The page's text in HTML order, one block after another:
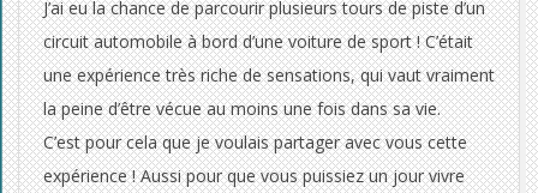
i
d
é
o
J’ai eu la chance de parcourir plusieurs tours de piste d’un
circuit automobile à bord d’une voiture de sport ! C’était
une expérience très riche de sensations, qui vaut vraiment
la peine d’être vécue au moins une fois dans sa vie.
C’est pour cela que je voulais partager avec vous cette
expérience ! Aussi pour que vous puissiez un jour vivre